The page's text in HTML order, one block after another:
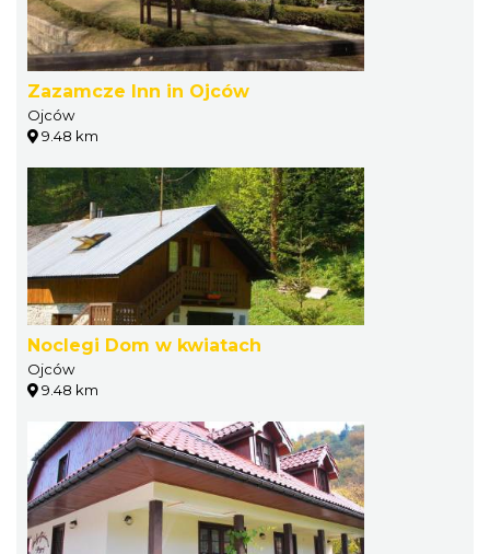
Zazamcze Inn in Ojców
Ojców
9.48 km
Noclegi Dom w kwiatach
Ojców
9.48 km